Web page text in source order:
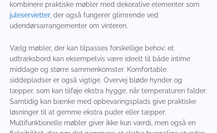
kombinere praktiske møbler med dekorative elementer som
juleservietter, der også fungerer glimrende ved
udendørsarrangementer om vinteren.
Vælg møbler, der kan tilpasses forskellige behov; et
udtræksbord kan eksempelvis være ideelt til både intime
middage og større sammenkomster. Komfortable
siddepladser er også vigtige. Overvej bløde hynder og
tæpper, som kan tilføje ekstra hygge, når temperaturen falder.
Samtidig kan bænke med opbevaringsplads give praktiske
løsninger til at gemme ekstra puder eller tæpper.
Multifunktionelle møbler giver ikke kun værdi, men også en